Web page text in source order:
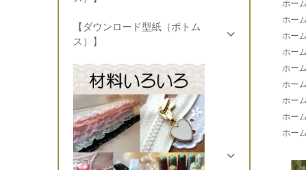
ホーム
ホーム
ホーム
ホーム
ホーム
ホーム
ホーム
ホーム
ホーム
【ダウンロード型紙（ボトム
ス）】